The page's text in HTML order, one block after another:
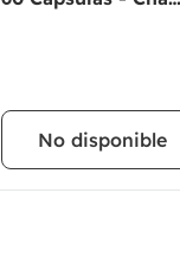
No disponible